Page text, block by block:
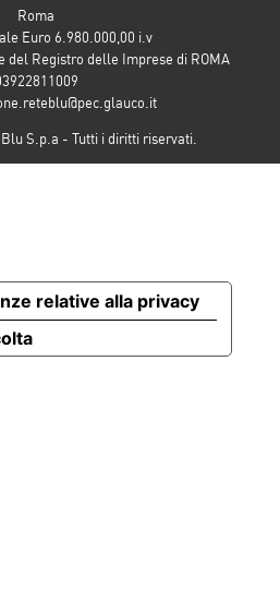
Roma
Euro 6.980.000,00 i.v
del Registro delle Imprese di ROMA
S.p.a - Tutti i diritti riservati.
relative alla privacy